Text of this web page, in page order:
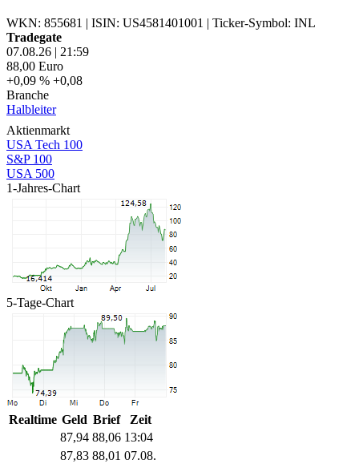
WKN: 855681 | ISIN: US4581401001 | Ticker-Symbol: INL
Tradegate
07.08.26 | 21:59
88,00 Euro
+0,09 % +0,08
Branche
Halbleiter
Aktienmarkt
USA Tech 100
S&P 100
USA 500
1-Jahres-Chart
5-Tage-Chart
Realtime Geld Brief
Zeit
87,94 88,06 13:04
87,83 88,01 07.08.